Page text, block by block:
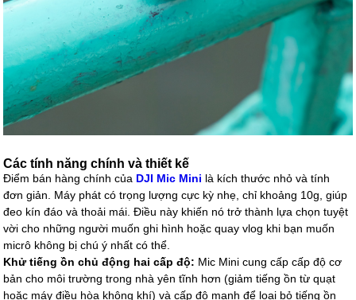
Các tính năng chính và thiết kế
Điểm bán hàng chính của DJI Mic Mini là kích thước nhỏ và tính
đơn giản. Máy phát có trọng lượng cực kỳ nhẹ, chỉ khoảng 10g, giúp
đeo kín đáo và thoải mái. Điều này khiến nó trở thành lựa chọn tuyệt
vời cho những người muốn ghi hình hoặc quay vlog khi bạn muốn
micrô không bị chú ý nhất có thể.
Khử tiếng ồn chủ động hai cấp độ: Mic Mini cung cấp cấp độ cơ
bản cho môi trường trong nhà yên tĩnh hơn (giảm tiếng ồn từ quạt
hoặc máy điều hòa không khí) và cấp độ mạnh để loại bỏ tiếng ồn